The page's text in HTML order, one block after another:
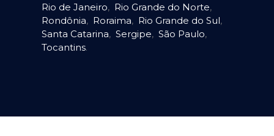
Rio de Janeiro, Rio Grande do Norte,
Rondônia, Roraima, Rio Grande do Sul,
Santa Catarina, Sergipe, São Paulo,
Tocantins.